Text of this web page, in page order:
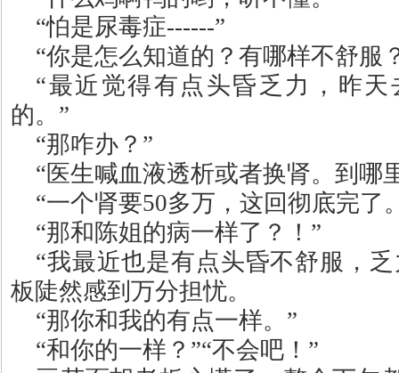
“怕是尿毒症------”
“你是怎么知道的？有哪样不舒服
“最近觉得有点头昏乏力，昨
的。 ”
“那咋办？ ”
“医生喊血液透析或者换肾。到哪
“一个肾要50多万，这回彻底完了
“那和陈姐的病一样了？！ ”
“我最近也是有点头昏不舒服，
板陡然感到万分担忧。
“那你和我的有点一样。 ”
“和你的一样？ ”“不会吧！ ”